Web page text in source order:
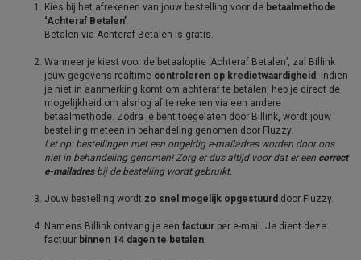
Kies bij het afrekenen van jouw bestelling voor de betaalmethode
‘Achteraf Betalen’
Betalen via Achteraf Betalen is gratis.
Wanneer je kiest voor de betaaloptie ‘Achteraf Betalen’, zal Billink
jouw gegevens realtime controleren op kredietwaardigheid
. Indien
je niet in aanmerking komt om achteraf te betalen, heb je direct de
mogelijkheid om alsnog af te rekenen via een andere
betaalmethode. Zodra je bent toegelaten door Billink, wordt jouw
bestelling meteen in behandeling genomen door Fluzzy.
Let op: bestellingen met een ongeldig e-mailadres worden door ons
niet in behandeling genomen! Zorg er dus altijd voor dat er een correct
e-mailadresbij de bestelling wordt gebruikt.
Jouw bestelling wordt zo snel mogelijk opgestuurd door Fluzzy.
Namens Billink ontvang je een factuur per e-mail. Je dient deze
factuur binnen 14 dagen te betalen